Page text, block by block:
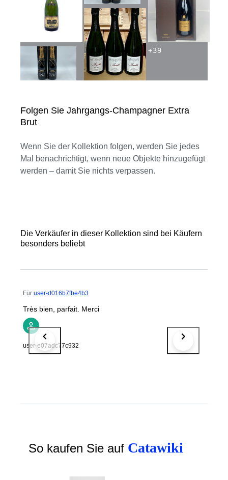
Folgen Sie Jahrgangs-Champagner Extra
Brut
Wenn Sie der Kollektion folgen, werden Sie jedes
Mal benachrichtigt, wenn neue Objekte hinzugefügt
werden – damit Sie nichts verpassen.
+39
Die Verkäufer in dieser Kollektion sind bei Käufern
besonders beliebt
Für user-d016b7fbe4b3
Très bien, parfait. Merci
user-e07adc77c932
So kaufen Sie auf Catawiki